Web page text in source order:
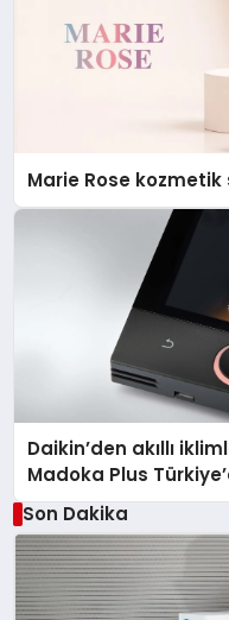
Marie Rose
Daikin’den akıllı
Madoka Plus
Son Dakika